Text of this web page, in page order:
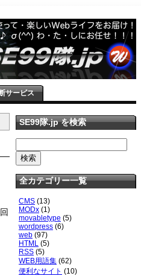
サービス
SE99隊.jp を検索
全カテゴリー一覧
CMS (13)
MODx (1)
movabletype (5)
wordpress (6)
web (97)
HTML (5)
RSS (5)
WEB用語集 (62)
便利なサイト (10)